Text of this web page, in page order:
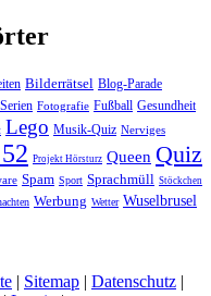
Bilderrätsel Blog-Parade
Fotografie Fußball Gesundheit
Lego Musik-Quiz Nerviges
Projekt Hörsturz Queen Quiz
Spam Sport Sprachmüll Stöckchen
Werbung Wetter Wuselbrusel
| Sitemap | Datenschutz |